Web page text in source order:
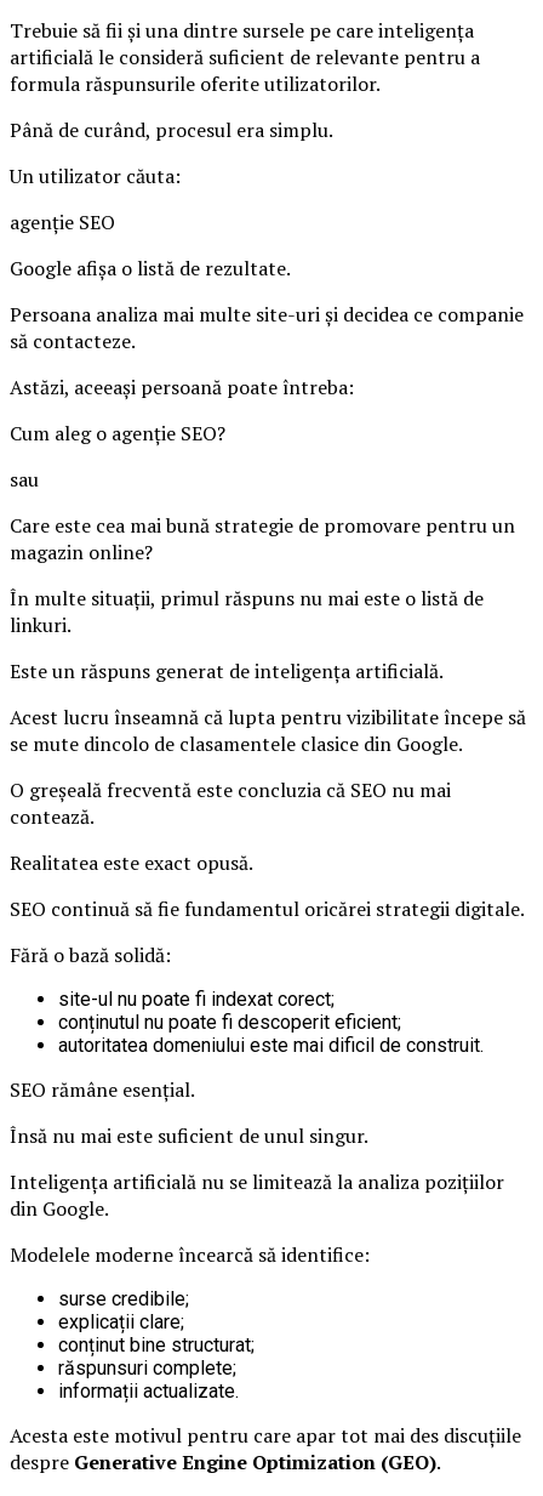
Trebuie să fii și una dintre sursele pe care inteligența
artificială le consideră suficient de relevante pentru a
formula răspunsurile oferite utilizatorilor.
Până de curând, procesul era simplu.
Un utilizator căuta:
agenție SEO
Google afișa o listă de rezultate.
Persoana analiza mai multe site-uri și decidea ce companie
să contacteze.
Astăzi, aceeași persoană poate întreba:
Cum aleg o agenție SEO?
sau
Care este cea mai bună strategie de promovare pentru un
magazin online?
În multe situații, primul răspuns nu mai este o listă de
linkuri.
Este un răspuns generat de inteligența artificială.
Acest lucru înseamnă că lupta pentru vizibilitate începe să
se mute dincolo de clasamentele clasice din Google.
O greșeală frecventă este concluzia că SEO nu mai
contează.
Realitatea este exact opusă.
SEO continuă să fie fundamentul oricărei strategii digitale.
Fără o bază solidă:
site-ul nu poate fi indexat corect;
conținutul nu poate fi descoperit eficient;
autoritatea domeniului este mai dificil de construit.
SEO rămâne esențial.
Însă nu mai este suficient de unul singur.
Inteligența artificială nu se limitează la analiza pozițiilor
din Google.
Modelele moderne încearcă să identifice:
surse credibile;
explicații clare;
conținut bine structurat;
răspunsuri complete;
informații actualizate.
Acesta este motivul pentru care apar tot mai des discuțiile
despre Generative Engine Optimization (GEO).